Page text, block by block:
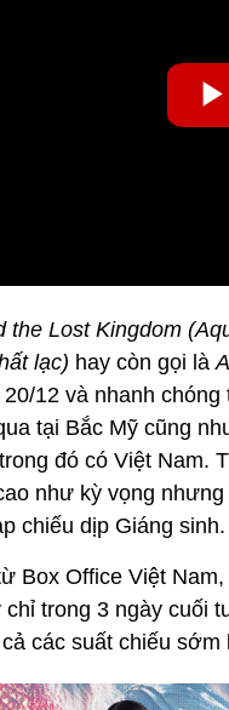
the Lost Kingdom
lạc) hay còn gọi là
12 và nhanh chóng
tại Bắc Mỹ cũng
đó có Việt Nam.
như kỳ vọng nhưng
chiếu dịp Giáng sinh.
Box Office Việt Nam,
trong 3 ngày cuối
các suất chiếu